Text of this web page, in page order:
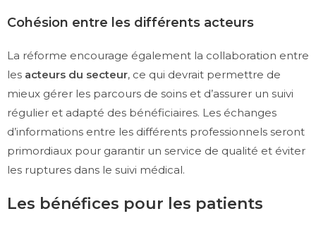
Cohésion entre les différents acteurs
La réforme encourage également la collaboration entre
les acteurs du secteur, ce qui devrait permettre de
mieux gérer les parcours de soins et d’assurer un suivi
régulier et adapté des bénéficiaires. Les échanges
d’informations entre les différents professionnels seront
primordiaux pour garantir un service de qualité et éviter
les ruptures dans le suivi médical.
Les bénéfices pour les patients